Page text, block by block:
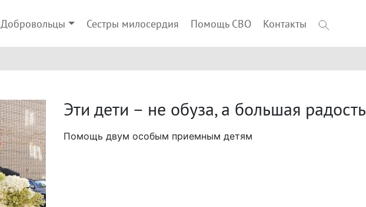
Добровольцы Сестры милосердия Помощь СВО Контакты
Next
Эти дети – не обуза, а большая радость
Помощь двум особым приемным детям